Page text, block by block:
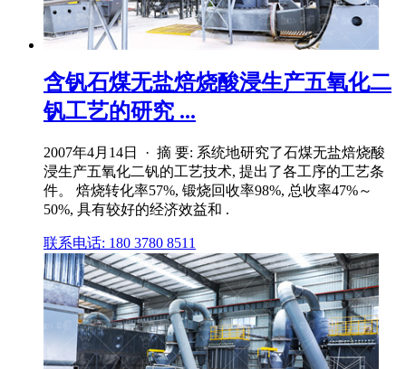
含钒石煤无盐焙烧酸浸生产五氧化二
钒工艺的研究 ...
2007年4月14日 · 摘 要: 系统地研究了石煤无盐焙烧酸
浸生产五氧化二钒的工艺技术, 提出了各工序的工艺条
件。 焙烧转化率57%, 锻烧回收率98%, 总收率47%～
50%, 具有较好的经济效益和 .
联系电话: 180 3780 8511